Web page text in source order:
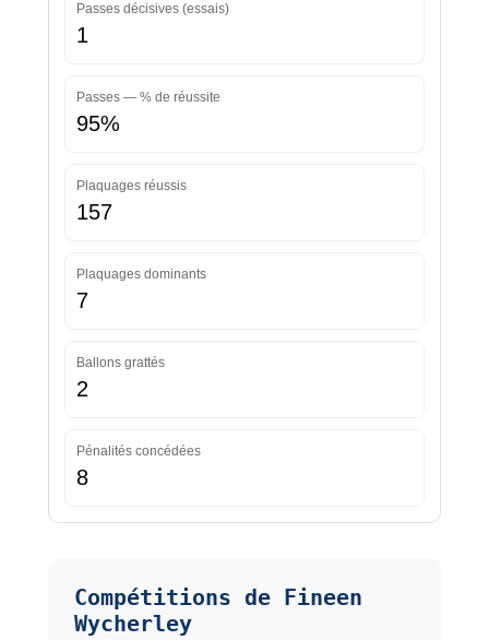
Passes décisives (essais)
1
Passes — % de réussite
95%
Plaquages réussis
157
Plaquages dominants
7
Ballons grattés
2
Pénalités concédées
8
Compétitions de Fineen
Wycherley